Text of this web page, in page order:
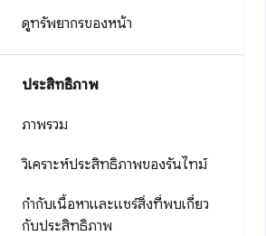
ดูทรัพยากรของหน้า
ประสิทธิภาพ
ภาพรวม
วิเคราะห์ประสิทธิภาพของรันไทม์
กำกับเนื้อหาและแชร์สิ่งที่พบเกี่ยว
กับประสิทธิภาพ